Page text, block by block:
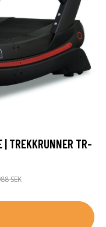
| TREKKRUNNER TR-
SEK